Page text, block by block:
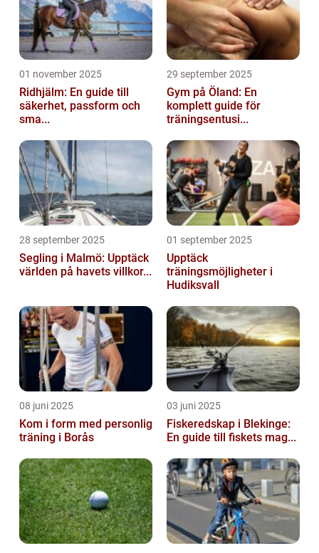
01 november 2025
Ridhjälm: En guide till
säkerhet, passform och
sma...
29 september 2025
Gym på Öland: En
komplett guide för
träningsentusi...
28 september 2025
Segling i Malmö: Upptäck
världen på havets villkor...
01 september 2025
Upptäck
träningsmöjligheter i
Hudiksvall
08 juni 2025
Kom i form med personlig
träning i Borås
03 juni 2025
Fiskeredskap i Blekinge:
En guide till fiskets mag...